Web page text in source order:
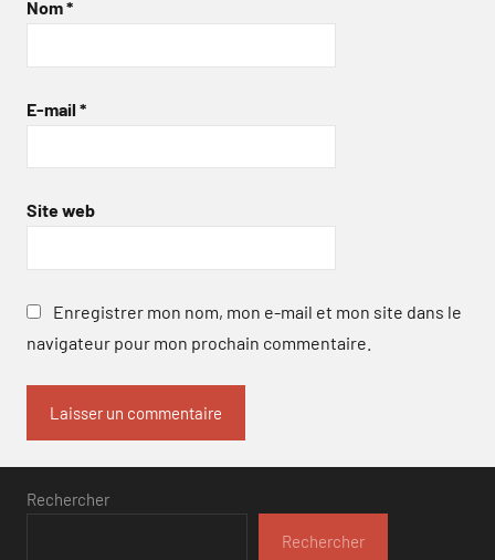
Nom*
E-mail *
Site web
Enregistrer mon nom, mon e-mail et mon site dans le
navigateur pour mon prochain commentaire.
Rechercher
Rechercher